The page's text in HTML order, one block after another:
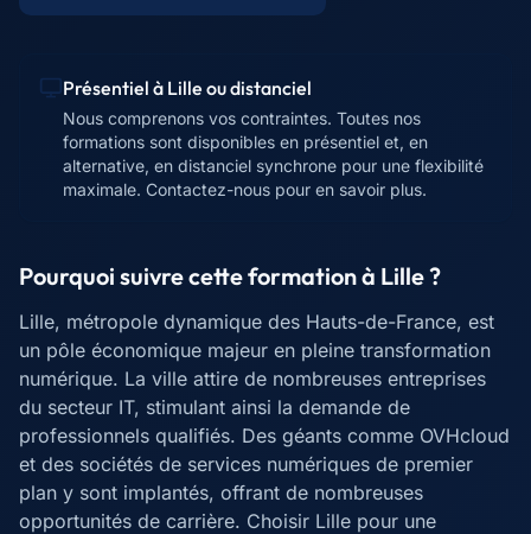
Présentiel à Lille ou distanciel
Nous comprenons vos contraintes. Toutes nos
formations sont disponibles en présentiel et, en
alternative, en distanciel synchrone pour une flexibilité
maximale. Contactez-nous pour en savoir plus.
Pourquoi suivre cette formation à Lille?
Lille, métropole dynamique des Hauts-de-France, est
un pôle économique majeur en pleine transformation
numérique. La ville attire de nombreuses entreprises
du secteur IT, stimulant ainsi la demande de
professionnels qualifiés. Des géants comme OVHcloud
et des sociétés de services numériques de premier
plan y sont implantés, offrant de nombreuses
opportunités de carrière. Choisir Lille pour une